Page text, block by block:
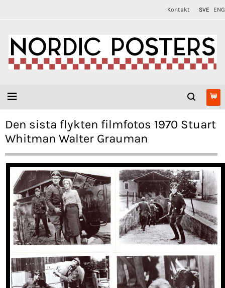
Kontakt SVE ENG
Den sista flykten filmfotos 1970 Stuart
Whitman Walter Grauman